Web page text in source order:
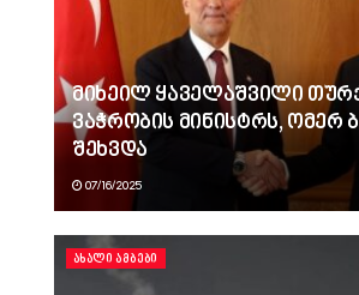
მიხეილ ყაველაშვილი
ვაჭრობის მინისტრს, ომერ
შეხვდა
07/16/2025
ᲐᲮᲐᲚᲘ ᲐᲛᲑᲔᲑᲘ